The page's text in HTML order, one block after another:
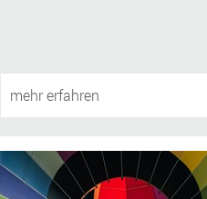
mehr erfahren